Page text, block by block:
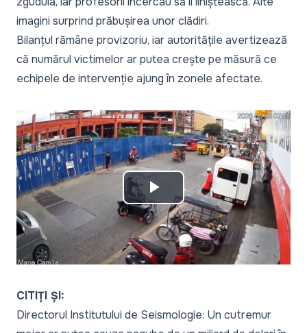
imagini surprind prăbușirea unor clădiri.
Bilanțul rămâne provizoriu, iar autoritățile avertizează
că numărul victimelor ar putea crește pe măsură ce
echipele de intervenție ajung în zonele afectate.
Play
Video
CITIȚI ȘI:
Directorul Institutului de Seismologie: Un cutremur